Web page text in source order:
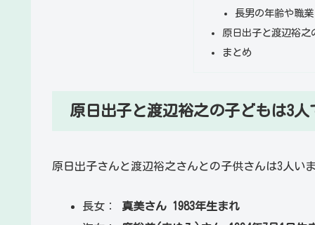
長男の年齢や職業
原日出子と渡辺裕之
まとめ
原日出子と渡辺裕之の子どもは3
原日出子さんと渡辺裕之さんとの子供さんは3人い
長女： 真美さん 1983年生まれ